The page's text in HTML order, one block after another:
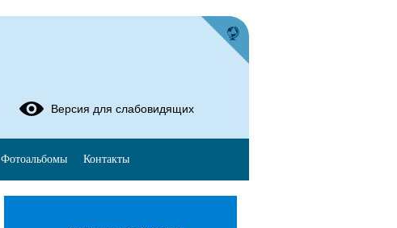
Версия для слабовидящих
Фотоальбомы Контакты